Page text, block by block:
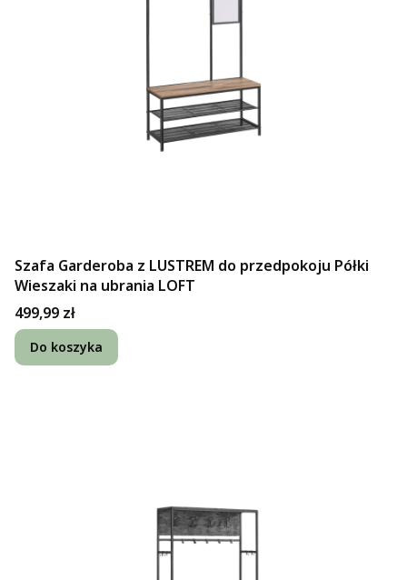
Szafa Garderoba z LUSTREM do przedpokoju Półki
Wieszaki na ubrania LOFT
Cena
499,99 zł
Do koszyka